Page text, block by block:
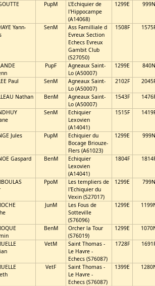
PupM
L'Echiquier de
l'Hippocampe
(A14068)
1299E 999N
Yann-
SenM
Ass Familliale d
Evreux Section
Echecs Evreux
Gambit Club
(S27050)
1508F
PupF
Agneaux Saint-
Lo (A50007)
1299E 840N
Paul SenM
Agneaux Saint-
Lo (A50007)
2102F
Nathan BenM
Agneaux Saint-
Lo (A50007)
1543F
SenM
Echiquier
Lexovien
(A14041)
1515F
Jules PupM
Echiquier du
Bocage Briouze-
Flers (A61023)
1299E 999N
Gaspard BenM
Echiquier
Lexovien
(A14041)
1804F
PpoM
Les templiers de
l'Echiquier du
Vexin (S27017)
1299E 799N
JunM
Les Fous de
Sotteville
(S76096)
1299E
BenM
Orcher la Tour
(S76019)
1299E
VetM
Saint Thomas -
Le Havre -
Echecs (S76087)
1728F
VetF
Saint Thomas -
Le Havre -
Echecs (S76087)
1399E